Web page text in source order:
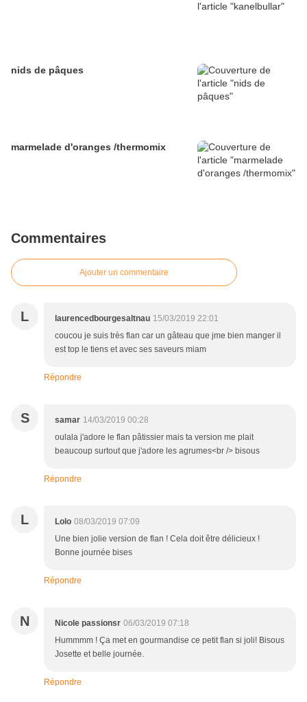
nids de pâques
marmelade d'oranges /thermomix
Commentaires
Ajouter un commentaire
L laurencedbourgesaltnau 15/03/2019 22:01
coucou je suis très flan car un gâteau que jme bien manger il
est top le tiens et avec ses saveurs miam
Répondre
S samar 14/03/2019 00:28
oulala j'adore le flan pâtissier mais ta version me plait
beaucoup surtout que j'adore les agrumes<br /> bisous
Répondre
L Lolo 08/03/2019 07:09
Une bien jolie version de flan ! Cela doit être délicieux !
Bonne journée bises
Répondre
N Nicole passionsr 06/03/2019 07:18
Hummmm ! Ça met en gourmandise ce petit flan si joli! Bisous
Josette et belle journée.
Répondre